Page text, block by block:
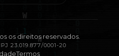
os direitos reservados.
23.019.877/0001-20
Termos